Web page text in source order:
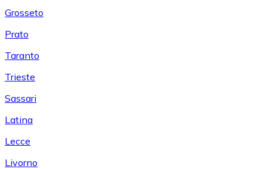
Grosseto
Prato
Taranto
Trieste
Sassari
Latina
Lecce
Livorno